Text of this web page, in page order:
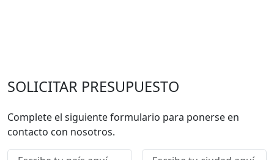
SOLICITAR PRESUPUESTO
Complete el siguiente formulario para ponerse en
contacto con nosotros.